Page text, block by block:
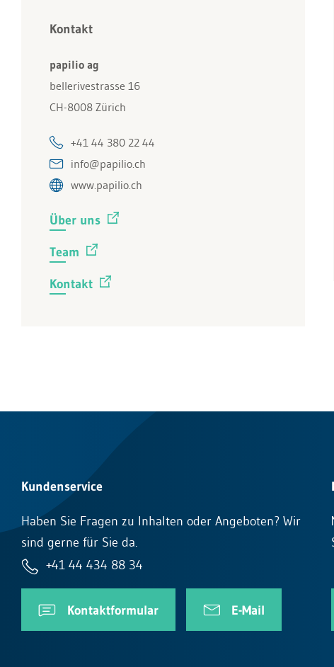
Kontakt
papilio ag
bellerivestrasse 16
CH-8008 Zürich
+41 44 380 22 44
info@papilio.ch
www.papilio.ch
Über uns
Team
Kontakt
Kundenservice
Haben Sie Fragen zu Inhalten oder Angeboten? Wir
sind gerne für Sie da.
+41 44 434 88 34
Kontaktformular E-Mail